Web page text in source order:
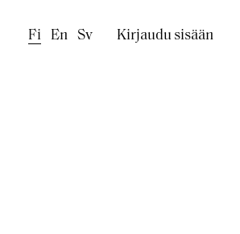
Fi En Sv Kirjaudu sisään